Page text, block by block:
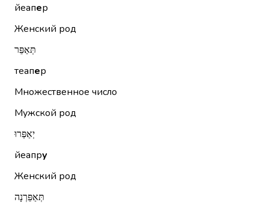
йеапер
Женский род
תְּאַפֵּר
теапер
Множественное число
Мужской род
יְאַפְּרוּ
йеапру
Женский род
תְּאַפֵּרְנָה